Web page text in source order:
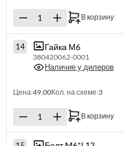
В корзину
14 Гайка М6
380420062-0001
Наличие у дилеров
Цена:49.00Кол. на схеме:3
В корзину